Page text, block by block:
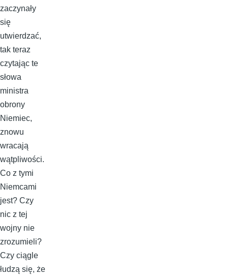
zaczynały
się
utwierdzać,
tak teraz
czytając te
słowa
ministra
obrony
Niemiec,
znowu
wracają
wątpliwości.
Co z tymi
Niemcami
jest? Czy
nic z tej
wojny nie
zrozumieli?
Czy ciągle
łudzą się, że